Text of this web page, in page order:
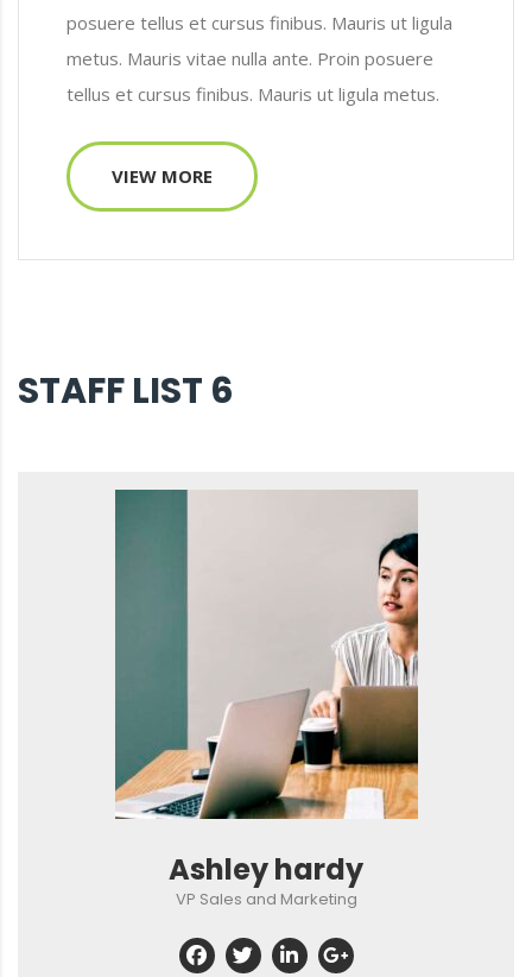
posuere tellus et cursus finibus. Mauris ut ligula
metus. Mauris vitae nulla ante. Proin posuere
tellus et cursus finibus. Mauris ut ligula metus.
VIEW MORE
STAFF LIST 6
Ashley hardy
VP Sales and Marketing